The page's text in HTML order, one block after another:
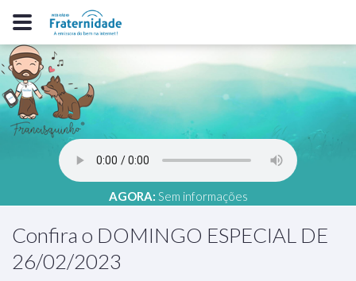
AGORA: Sem informações
Confira o DOMINGO ESPECIAL DE
26/02/2023